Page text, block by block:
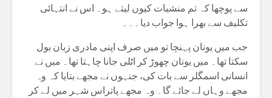
سے پوچھا کہ تم منشیات کیوں لیتے ہو۔ اس نے انتہائی
تکلیف سے بھرا ہوا جواب دیا۔۔۔
جب میں یونان پہنچا تو میں صرف اپنی مادری زبان بول
سکتا تھا۔ میں یونان چھوڑ کر اٹلی جانا چاہتا تھا۔ میں نے
انسانی اسمگلر سے بات کی، جنہوں نے مجھے بتایا کہ وہ
مجھے وہاں لے جائے گا۔ وہ مجھے پاتراس شہر میں لے کر